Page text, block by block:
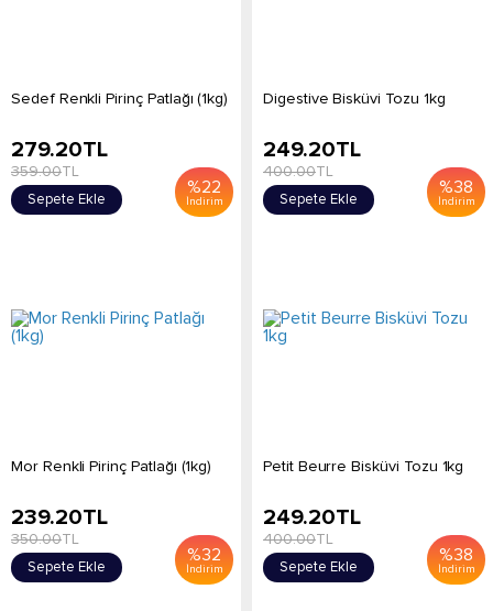
Sedef Renkli Pirinç Patlağı (1kg)
%22
İndirim
279.20TL
359.00TL
Sepete Ekle
Digestive Bisküvi Tozu 1kg
%38
İndirim
249.20TL
400.00TL
Sepete Ekle
Mor Renkli Pirinç Patlağı (1kg)
%32
İndirim
239.20TL
350.00TL
Sepete Ekle
Petit Beurre Bisküvi Tozu 1kg
%38
İndirim
249.20TL
400.00TL
Sepete Ekle